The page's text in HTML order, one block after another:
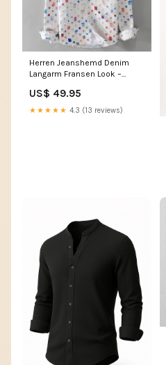
Herren Jeanshemd Denim
Langarm Fransen Look –
US$ 49.95
★★★★★ 4.3 (13 reviews)